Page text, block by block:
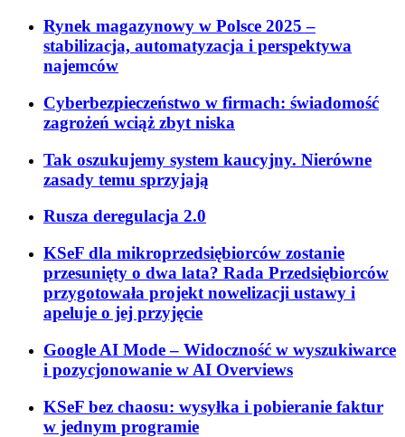
Rynek magazynowy w Polsce 2025 –
stabilizacja, automatyzacja i perspektywa
najemców
Cyberbezpieczeństwo w firmach: świadomość
zagrożeń wciąż zbyt niska
Tak oszukujemy system kaucyjny. Nierówne
zasady temu sprzyjają
Rusza deregulacja 2.0
KSeF dla mikroprzedsiębiorców zostanie
przesunięty o dwa lata? Rada Przedsiębiorców
przygotowała projekt nowelizacji ustawy i
apeluje o jej przyjęcie
Google AI Mode – Widoczność w wyszukiwarce
i pozycjonowanie w AI Overviews
KSeF bez chaosu: wysyłka i pobieranie faktur
w jednym programie